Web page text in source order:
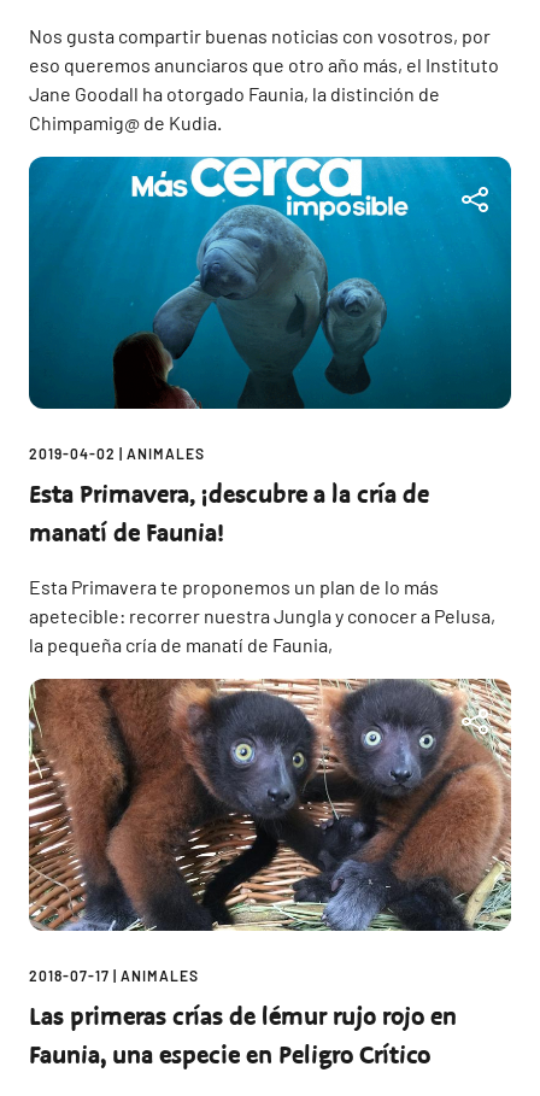
Nos gusta compartir buenas noticias con vosotros, por
eso queremos anunciaros que otro año más, el Instituto
Jane Goodall ha otorgado Faunia, la distinción de
Chimpamig@ de Kudia.
2019-04-02 ANIMALES
Esta Primavera, ¡descubre a la cría de
manatí de Faunia!
Esta Primavera te proponemos un plan de lo más
apetecible: recorrer nuestra Jungla y conocer a Pelusa,
la pequeña cría de manatí de Faunia,
2018-07-17 ANIMALES
Las primeras crías de lémur rujo rojo en
Faunia, una especie en Peligro Crítico